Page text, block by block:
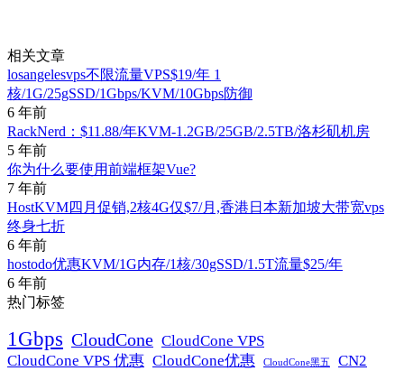
相关文章
losangelesvps不限流量VPS$19/年 1
核/1G/25gSSD/1Gbps/KVM/10Gbps防御
6 年前
RackNerd：$11.88/年KVM-1.2GB/25GB/2.5TB/洛杉矶机房
5 年前
你为什么要使用前端框架Vue?
7 年前
HostKVM四月促销,2核4G仅$7/月,香港日本新加坡大带宽vps
终身七折
6 年前
hostodo优惠KVM/1G内存/1核/30gSSD/1.5T流量$25/年
6 年前
热门标签
1Gbps CloudCone CloudCone VPS
CloudCone VPS 优惠 CloudCone优惠 CloudCone黑五
CN2